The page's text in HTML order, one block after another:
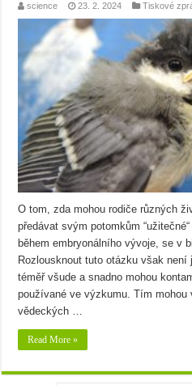
science 23. 2. 2024 Tiskové
O tom, zda mohou rodiče různých
předávat svým potomkům
během embryonálního vývoje, se v
Rozlousknout tuto otázku však není
téměř všude a snadno mohou
používané ve výzkumu. Tím
vědeckých …
Read More »